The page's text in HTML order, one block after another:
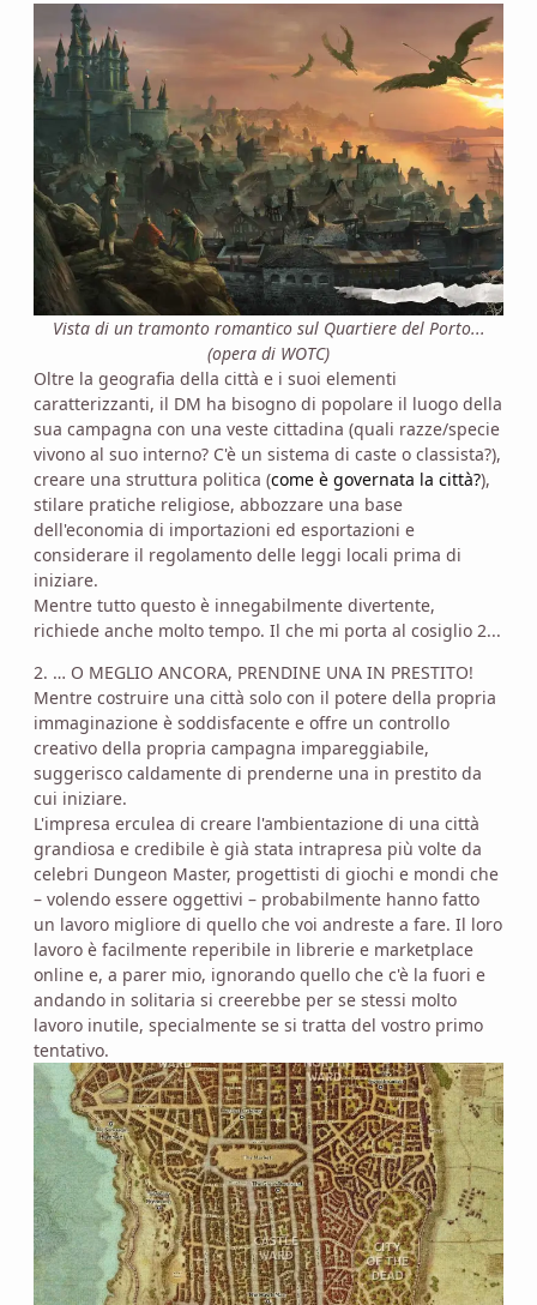
Vista di un tramonto romantico sul Quartiere del Porto...
(opera di WOTC)
Oltre la geografia della città e i suoi elementi
caratterizzanti, il DM ha bisogno di popolare il luogo della
sua campagna con una veste cittadina (quali razze/specie
vivono al suo interno? C'è un sistema di caste o classista?),
creare una struttura politica (come è governata la città?),
stilare pratiche religiose, abbozzare una base
dell'economia di importazioni ed esportazioni e
considerare il regolamento delle leggi locali prima di
iniziare.
Mentre tutto questo è innegabilmente divertente,
richiede anche molto tempo. Il che mi porta al cosiglio 2...
2. … O MEGLIO ANCORA, PRENDINE UNA IN PRESTITO!
Mentre costruire una città solo con il potere della propria
immaginazione è soddisfacente e offre un controllo
creativo della propria campagna impareggiabile,
suggerisco caldamente di prenderne una in prestito da
cui iniziare.
L'impresa erculea di creare l'ambientazione di una città
grandiosa e credibile è già stata intrapresa più volte da
celebri Dungeon Master, progettisti di giochi e mondi che
– volendo essere oggettivi – probabilmente hanno fatto
un lavoro migliore di quello che voi andreste a fare. Il loro
lavoro è facilmente reperibile in librerie e marketplace
online e, a parer mio, ignorando quello che c'è la fuori e
andando in solitaria si creerebbe per se stessi molto
lavoro inutile, specialmente se si tratta del vostro primo
tentativo.